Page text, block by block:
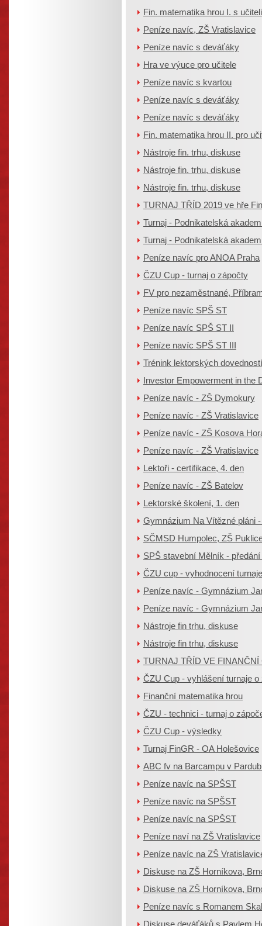
Fin. matematika hrou I. s učiteli
Peníze navíc, ZŠ Vratislavice
Peníze navíc s deváťáky
Hra ve výuce pro učitele
Peníze navíc s kvartou
Peníze navíc s deváťáky
Peníze navíc s deváťáky
Fin. matematika hrou II. pro
Nástroje fin. trhu, diskuse
Nástroje fin. trhu, diskuse
Nástroje fin. trhu, diskuse
TURNAJ TŘÍD 2019 ve hře
Turnaj - Podnikatelská
Turnaj - Podnikatelská
Peníze navíc pro ANOA Praha
ČZU Cup - turnaj o zápočty
FV pro nezaměstnané,
Peníze navíc SPŠ ST
Peníze navíc SPŠ ST II
Peníze navíc SPŠ ST III
Trénink lektorských
Investor Empowerment in the
Peníze navíc - ZŠ Dymokury
Peníze navíc - ZŠ Vratislavice
Peníze navíc - ZŠ Kosova
Peníze navíc - ZŠ Vratislavice
Lektoři - certifikace, 4. den
Peníze navíc - ZŠ Batelov
Lektorské školení, 1. den
Gymnázium Na Vítězné pláni
SČMSD Humpolec, ZŠ
SPŠ stavební Mělník - předání
ČZU cup - vyhodnocení turnaje
Peníze navíc - Gymnázium
Peníze navíc - Gymnázium
Nástroje fin trhu, diskuse
Nástroje fin trhu, diskuse
TURNAJ TŘÍD VE
ČZU Cup - vyhlášení turnaje o
Finanční matematika hrou
ČZU - technici - turnaj o
ČZU Cup - výsledky
Turnaj FinGR - OA Holešovice
ABC fv na Barcampu v
Peníze navíc na SPŠST
Peníze navíc na SPŠST
Peníze navíc na SPŠST
Peníze naví na ZŠ Vratislavice
Peníze navíc na ZŠ
Diskuse na ZŠ Horníkova,
Diskuse na ZŠ Horníkova,
Peníze navíc s Romanem